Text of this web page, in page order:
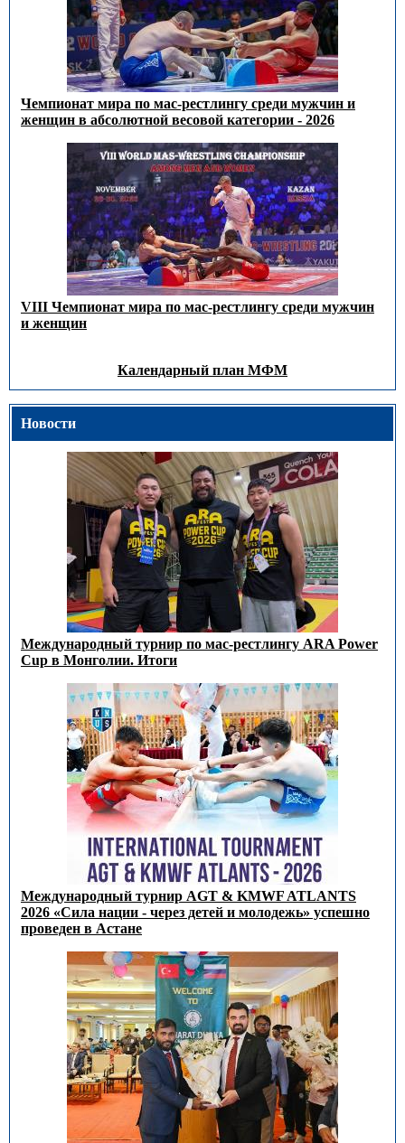
Чемпионат мира по мас-рестлингу среди мужчин и
женщин в абсолютной весовой категории - 2026
VIII Чемпионат мира по мас-рестлингу среди мужчин
и женщин
Календарный план МФМ
Новости
Международный турнир по мас-рестлингу ARA Power
Cup в Монголии. Итоги
Международный турнир AGT & KMWF ATLANTS
2026 «Сила нации - через детей и молодежь» успешно
проведен в Астане